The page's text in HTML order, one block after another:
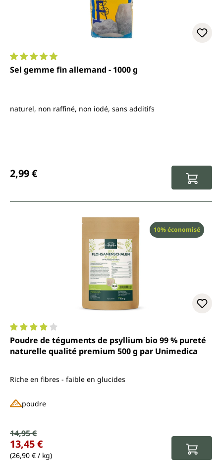
Note moyenne de 4.9 sur 5 étoiles
Sel gemme fin allemand - 1000 g
naturel, non raffiné, non iodé, sans additifs
2,99 €
Réduction
10% économisé
Note moyenne de 4 sur 5 étoiles
Poudre de téguments de psyllium bio 99 % pureté
naturelle qualité premium 500 g par Unimedica
Riche en fibres - faible en glucides
poudre
Prix de vente :
Prix régulier :
14,95 €
13,45 €
(26,90 € / kg)